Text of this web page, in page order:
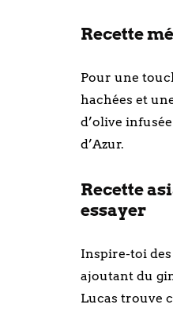
Recette
Pour une
hachées et
d’olive
d’Azur.
Recette
essayer
Inspire-toi des
ajoutant du
Lucas trouve